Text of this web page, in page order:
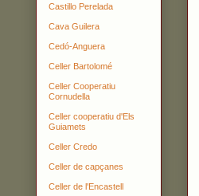
Castillo Perelada
Cava Guilera
Cedó-Anguera
Celler Bartolomé
Celler Cooperatiu
Cornudella
Celler cooperatiu d'Els
Guiamets
Celler Credo
Celler de capçanes
Celler de l'Encastell